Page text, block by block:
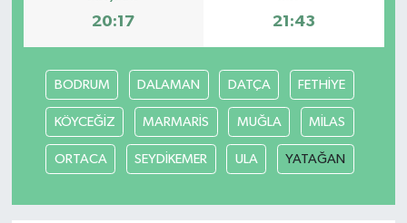
20:17 21:43
BODRUM DALAMAN DATÇA FETHİYE
KÖYCEĞİZ MARMARİS MUĞLA MİLAS
ORTACA SEYDİKEMER ULA YATAĞAN
TÜRKİYE'DE TREND HABERLER
ÖZEL HABER